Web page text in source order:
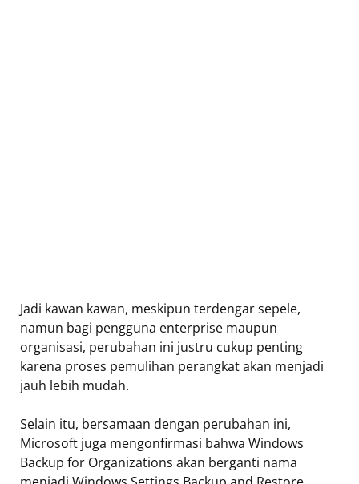
Jadi kawan kawan, meskipun terdengar sepele,
namun bagi pengguna enterprise maupun
organisasi, perubahan ini justru cukup penting
karena proses pemulihan perangkat akan menjadi
jauh lebih mudah.
Selain itu, bersamaan dengan perubahan ini,
Microsoft juga mengonfirmasi bahwa Windows
Backup for Organizations akan berganti nama